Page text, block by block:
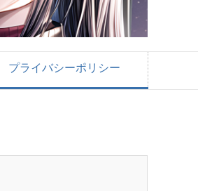
プライバシーポリシー